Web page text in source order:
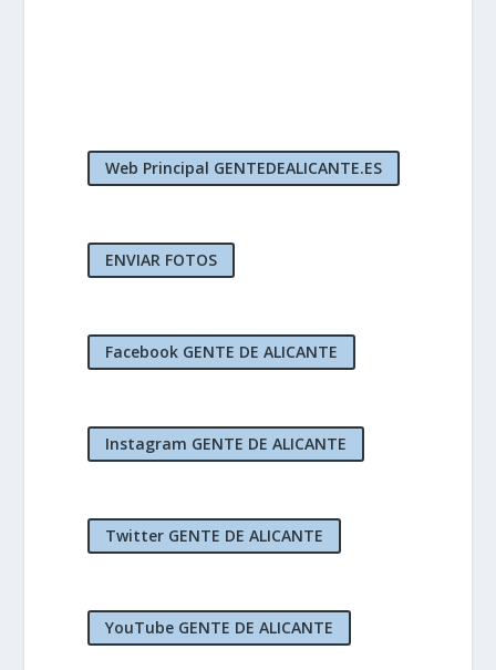
Web Principal GENTEDEALICANTE.ES
ENVIAR FOTOS
Facebook GENTE DE ALICANTE
Instagram GENTE DE ALICANTE
Twitter GENTE DE ALICANTE
YouTube GENTE DE ALICANTE